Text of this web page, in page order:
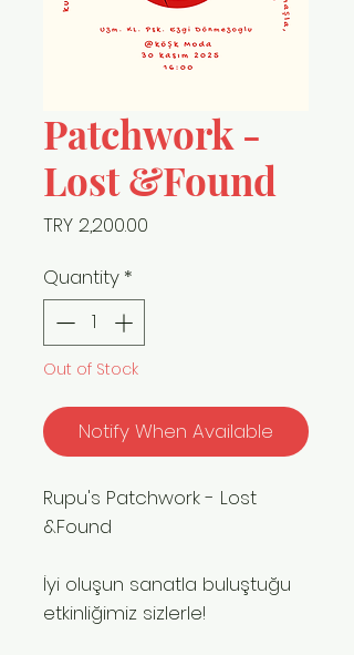
Patchwork -
Lost &Found
TRY 2,200.00
Quantity *
Out of Stock
Notify When Available
Rupu's Patchwork - Lost
&Found
İyi oluşun sanatla buluştuğu
etkinliğimiz sizlerle!